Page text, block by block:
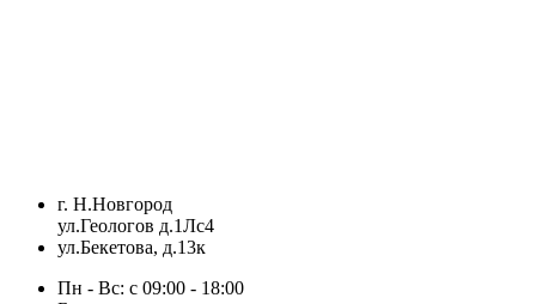
г. Н.Новгород
ул.Геологов д.1Лс4
ул.Бекетова, д.13к
Пн - Вс: с 09:00 - 18:00